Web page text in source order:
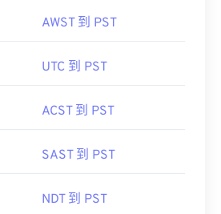
AWST 到 PST
UTC 到 PST
ACST 到 PST
SAST 到 PST
NDT 到 PST